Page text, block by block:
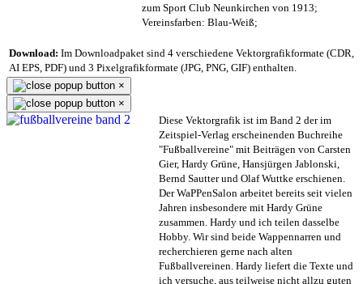
zum Sport Club Neunkirchen von 1913;
Vereinsfarben: Blau-Weiß;
Download: Im Downloadpaket sind 4 verschiedene Vektorgrafikformate (CDR,
AI EPS, PDF) und 3 Pixelgrafikformate (JPG, PNG, GIF) enthalten.
×
×
Diese Vektorgrafik ist im Band 2 der im
Zeitspiel-Verlag erscheinenden Buchreihe
"Fußballvereine" mit Beiträgen von Carsten
Gier, Hardy Grüne, Hansjürgen Jablonski,
Bernd Sautter und Olaf Wuttke erschienen.
Der WaPPenSalon arbeitet bereits seit vielen
Jahren insbesondere mit Hardy Grüne
zusammen. Hardy und ich teilen dasselbe
Hobby. Wir sind beide Wappennarren und
recherchieren gerne nach alten
Fußballvereinen. Hardy liefert die Texte und
ich versuche, aus teilweise nicht allzu guten